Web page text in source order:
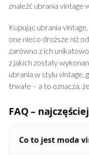
znaleźć ubrania vintage
Kupując ubrania
one nieco droższe niż
zarówno z ich
z jakich zostały
ubrania w stylu vintage,
trwałe – a to oznacza,
FAQ –
Co to jest moda